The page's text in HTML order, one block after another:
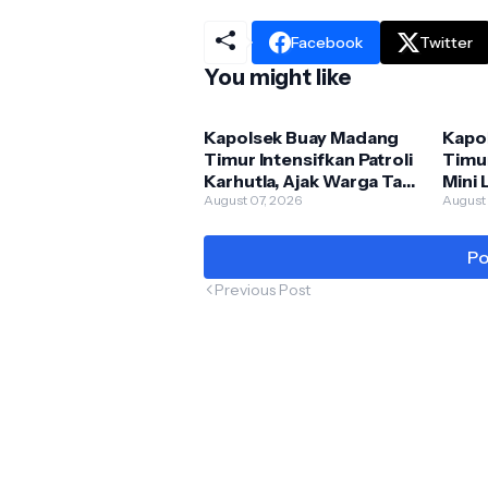
Facebook Twitter
You might like
Kapolsek Buay Madang
Timur Intensifkan Patroli
Karhutla, Ajak Warga Tak
Membakar Hutan dan
August 07, 2026
Mini
August
Previous Post